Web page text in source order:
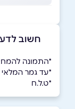
חשוב
*התמונה
*עד גמר המלאי
*ט.ל.ח